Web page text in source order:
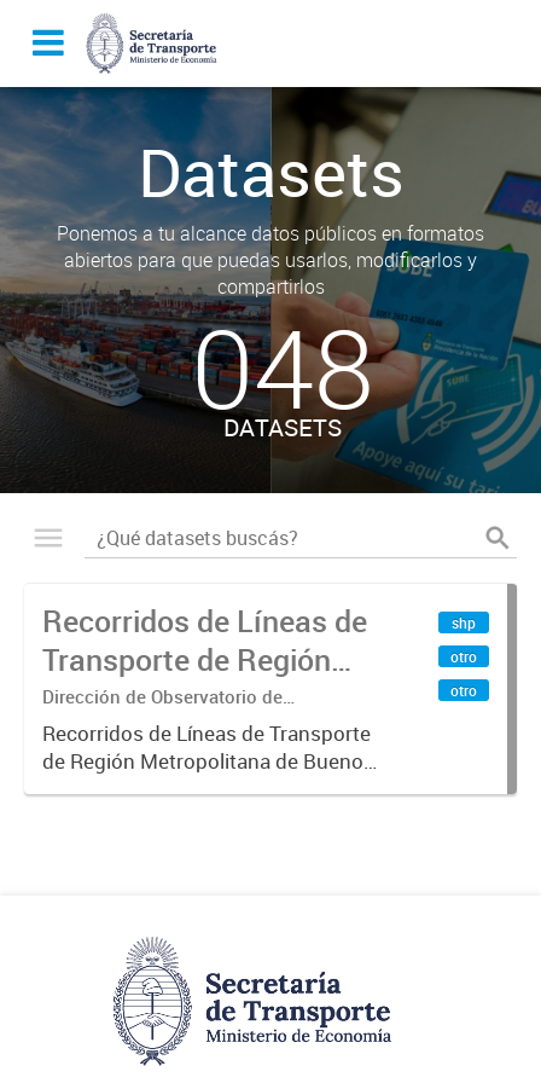
Datasets
Ponemos a tu alcance datos públicos en formatos
abiertos para que puedas usarlos, modificarlos y
compartirlos
048
DATASETS
Recorridos de Líneas de
Transporte de Región
Metropolitana de
Buenos Aires (RMBA)
Dirección de Observatorio de
Transporte, Estudio y Sistemas
Recorridos de Líneas de Transporte
de Región Metropolitana de Buenos
Aires (RMBA).-
shp
otro
otro